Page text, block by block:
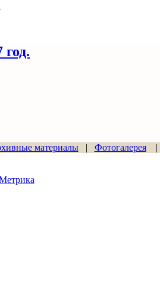
материалы| Фотогалерея|